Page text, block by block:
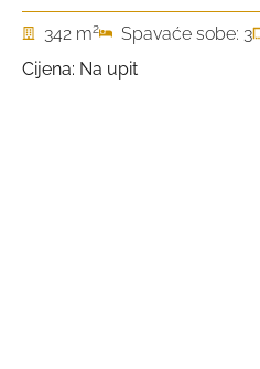
342 m2 Spavaće sobe: 3
Cijena: Na upit